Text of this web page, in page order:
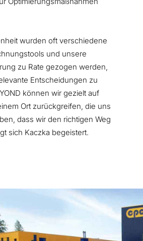
wurden oft verschiedene
und unsere
zu Rate gezogen werden,
Entscheidungen zu
können wir gezielt auf
Ort zurückgreifen, die uns
dass wir den richtigen Weg
sich Kaczka begeistert.